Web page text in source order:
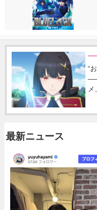
“
――
最新ニュース